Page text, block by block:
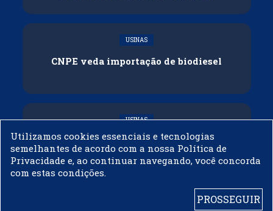
USINAS
CNPE veda importação de biodiesel
USINAS
Acelen Renováveis assina acordo com
Bunge para óleo de soja em projeto na
Bahia
Utilizamos cookies essenciais e tecnologias
semelhantes de acordo com a nossa Política de
Privacidade e, ao continuar navegando, você concorda
com estas condições.
PROSSEGUIR